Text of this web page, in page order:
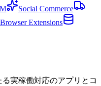
Social Commerce
Browser Extensions
実稼働対応のアプリとコ